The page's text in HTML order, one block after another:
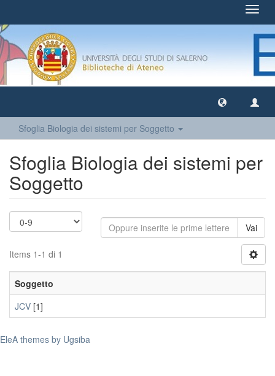
Sfoglia Biologia dei sistemi per Soggetto
Sfoglia Biologia dei sistemi per
Soggetto
Vai
Items 1-1 di 1
Soggetto
JCV [1]
EleA themes by Ugsiba